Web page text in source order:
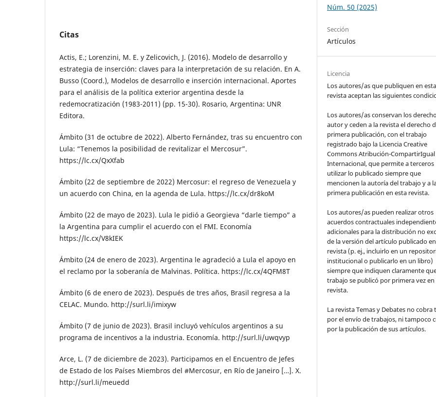
Citas
Actis, E.; Lorenzini, M. E. y Zelicovich, J. (2016). Modelo de desarrollo y
estrategia de inserción: claves para la interpretación de su relación. En A.
Busso (Coord.), Modelos de desarrollo e inserción internacional. Aportes
para el análisis de la política exterior argentina desde la
redemocratización (1983-2011) (pp. 15-30). Rosario, Argentina: UNR
Editora.
Ámbito (31 de octubre de 2022). Alberto Fernández, tras su encuentro con
Lula: “Tenemos la posibilidad de revitalizar el Mercosur”.
https://lc.cx/QxXfab
Ámbito (22 de septiembre de 2022) Mercosur: el regreso de Venezuela y
un acuerdo con China, en la agenda de Lula. https://lc.cx/dr8koM
Ámbito (22 de mayo de 2023). Lula le pidió a Georgieva “darle tiempo” a
la Argentina para cumplir el acuerdo con el FMI. Economía
https://lc.cx/V8kIEK
Ámbito (24 de enero de 2023). Argentina le agradeció a Lula el apoyo en
el reclamo por la soberanía de Malvinas. Política. https://lc.cx/4QFM8T
Ámbito (6 de enero de 2023). Después de tres años, Brasil regresa a la
CELAC. Mundo. http://surl.li/imixyw
Ámbito (7 de junio de 2023). Brasil incluyó vehículos argentinos a su
programa de incentivos a la industria. Economía. http://surl.li/uwqvyp
Arce, L. (7 de diciembre de 2023). Participamos en el Encuentro de Jefes
de Estado de los Países Miembros del #Mercosur, en Río de Janeiro […]. X.
http://surl.li/meuedd
Núm. 50 (2025)
Sección
Artículos
Licencia
Los autores/as que publiquen en esta
revista aceptan las siguientes
Los autores/as conservan los
autor y ceden a la revista el derecho
primera publicación, con el trabajo
registrado bajo la Licencia Creative
Commons Atribución-CompartirIgual
Internacional, que permite a terceros
utilizar lo publicado siempre que
mencionen la autoría del trabajo y a
primera publicación en esta revista.
Los autores/as pueden realizar otros
acuerdos contractuales
adicionales para la distribución no
de la versión del artículo publicado
revista (p. ej., incluirlo en un
institucional o publicarlo en un libro)
siempre que indiquen claramente
trabajo se publicó por primera vez en
revista.
La revista Temas y Debates no cobra
por el envío de trabajos, ni tampoco
por la publicación de sus artículos.